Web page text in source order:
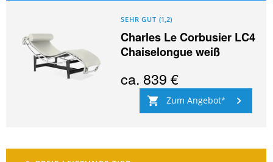
SEHR GUT (1,2)
Charles Le Corbusier LC4
Chaiselongue weiß
ca. 839 €
Zum Angebot